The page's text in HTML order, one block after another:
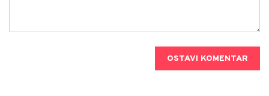
OSTAVI KOMENTAR